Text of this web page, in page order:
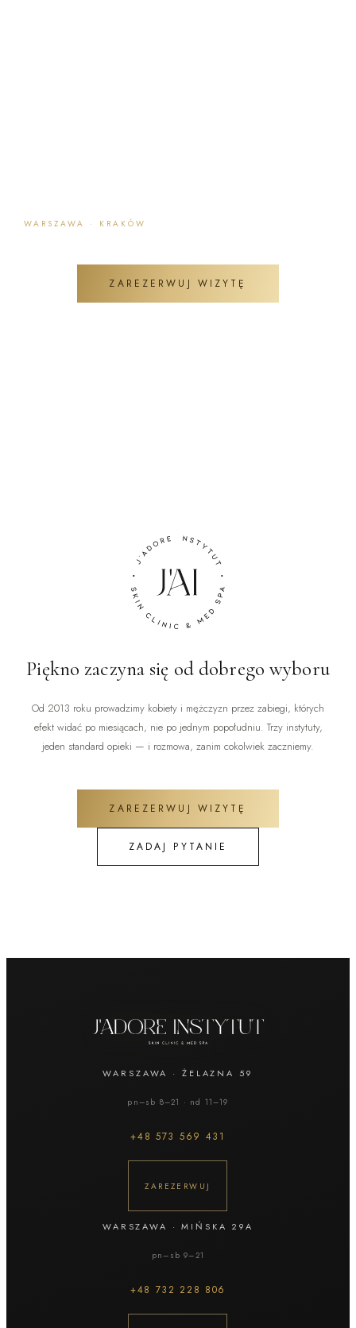
WARSZAWA · KRAKÓW
ZAREZERWUJ WIZYTĘ
Piękno zaczyna się od dobrego wyboru
Od 2013 roku prowadzimy kobiety i mężczyzn przez zabiegi, których
efekt widać po miesiącach, nie po jednym popołudniu. Trzy instytuty,
jeden standard opieki — i rozmowa, zanim cokolwiek zaczniemy.
ZAREZERWUJ WIZYTĘ
ZADAJ PYTANIE
WARSZAWA · ŻELAZNA 59
pn–sb 8–21 · nd 11–19
+48573 569 431
ZAREZERWUJ
WARSZAWA ·MIŃSKA 29A
pn–sb 9–21
+48 732 228 806